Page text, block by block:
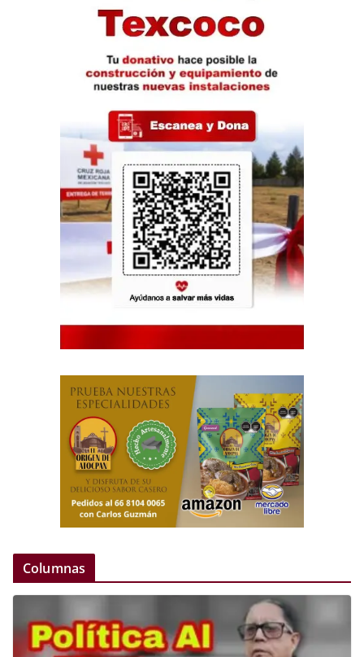
Columnas